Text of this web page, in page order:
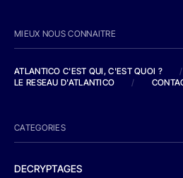
MIEUX NOUS CONNAITRE
ATLANTICO C'EST QUI, C'EST QUOI ?
/
LE RESEAU D'ATLANTICO
/
CATEGORIES
DECRYPTAGES